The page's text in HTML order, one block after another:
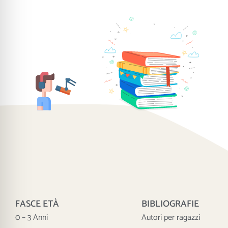
FASCE ETÀ
0 – 3 Anni
BIBLIOGRAFIE
Autori per ragazzi